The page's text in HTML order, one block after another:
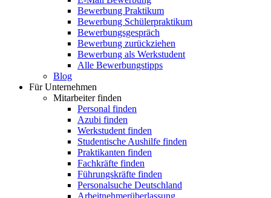
Bewerbung Praktikum
Bewerbung Schülerpraktikum
Bewerbungsgespräch
Bewerbung zurückziehen
Bewerbung als Werkstudent
Alle Bewerbungstipps
Blog
Für Unternehmen
Mitarbeiter finden
Personal finden
Azubi finden
Werkstudent finden
Studentische Aushilfe finden
Praktikanten finden
Fachkräfte finden
Führungskräfte finden
Personalsuche Deutschland
Arbeitnehmerüberlassung